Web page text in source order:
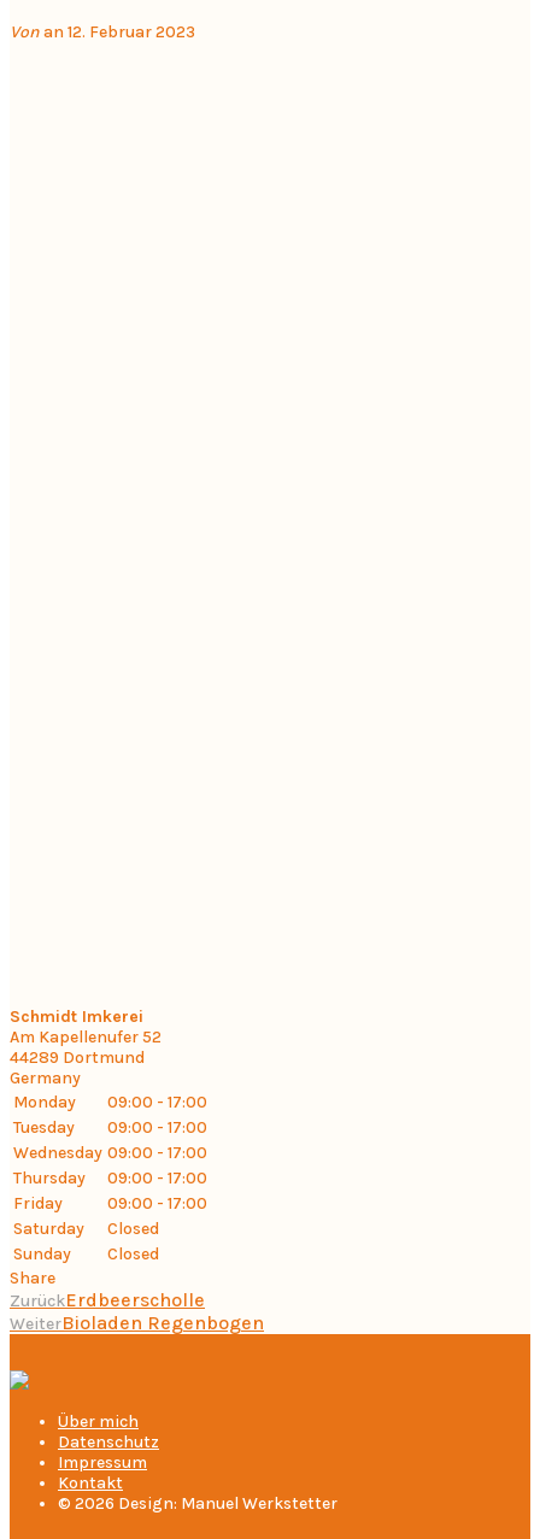
Vonan 12. Februar 2023
Schmidt Imkerei
Am Kapellenufer 52
44289 Dortmund
Germany
Monday
09:00 - 17:00
Tuesday
09:00 - 17:00
Wednesday 09:00 - 17:00
Thursday
09:00 - 17:00
Friday
09:00 - 17:00
Saturday
Closed
Sunday
Closed
Share
ZurückErdbeerscholle
WeiterBioladen Regenbogen
Über mich
Datenschutz
Impressum
Kontakt
© 2026 Design: Manuel Werkstetter